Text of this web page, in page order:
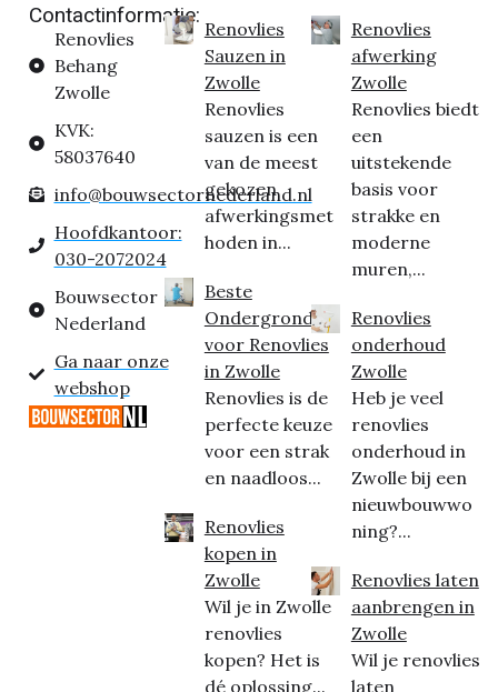
Contactinformatie:
Renovlies
Behang
Zwolle
KVK:
58037640
info@bouwsectornederland.nl
Hoofdkantoor:
030-2072024
Bouwsector
Nederland
Ga naar onze
webshop
Renovlies
Sauzen in
Zwolle
Renovlies
sauzen is een
van de meest
gekozen
afwerkingsmet
hoden in...
Beste
Ondergrond
voor Renovlies
in Zwolle
Renovlies is de
perfecte keuze
voor een strak
en naadloos...
Renovlies
kopen in
Zwolle
Wil je in Zwolle
renovlies
kopen? Het is
dé oplossing...
Renovlies
afwerking
Zwolle
Renovlies biedt
een
uitstekende
basis voor
strakke en
moderne
muren,...
Renovlies
onderhoud
Zwolle
Heb je veel
renovlies
onderhoud in
Zwolle bij een
nieuwbouwwo
ning?...
Renovlies laten
aanbrengen in
Zwolle
Wil je renovlies
laten